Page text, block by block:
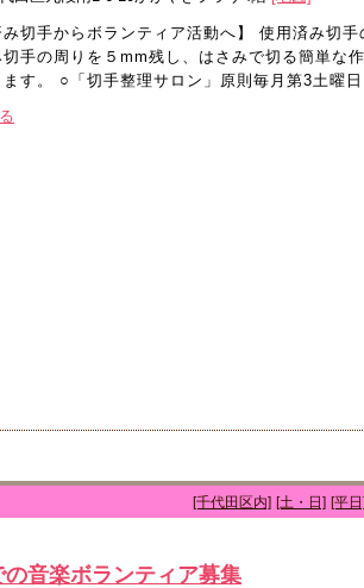
み切手からボランティア活動へ】 使用済み切
手の周りを５mm残し、はさみで切る簡単な
ます。 ○「切手整理サロン」原則毎月第3土
[千代田区内] [土・日] [平
音楽ボランティア募集